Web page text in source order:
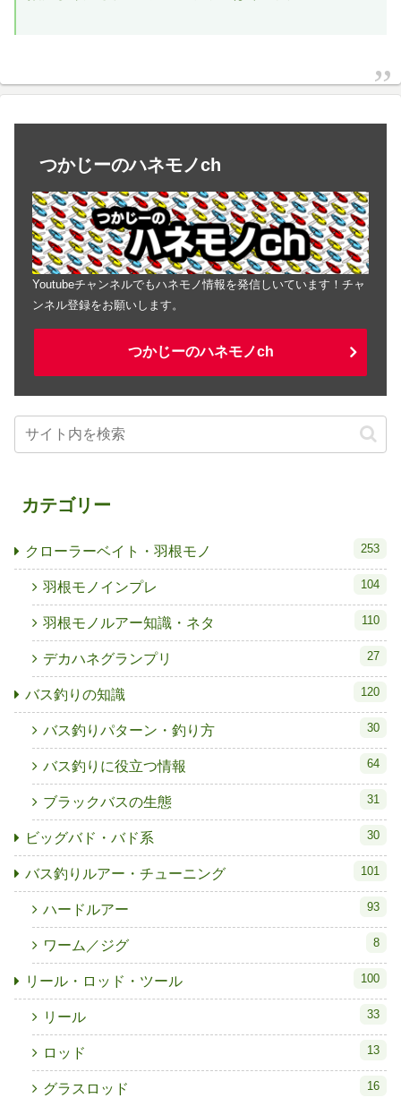
つかじーのハネモノch
Youtubeチャンネルでもハネモノ情報を発信しいています！チャ
ンネル登録をお願いします。
つかじーのハネモノch
カテゴリー
クローラーベイト・羽根モノ 253
羽根モノインプレ 104
羽根モノルアー知識・ネタ 110
デカハネグランプリ 27
バス釣りの知識 120
バス釣りパターン・釣り方 30
バス釣りに役立つ情報 64
ブラックバスの生態 31
ビッグバド・バド系 30
バス釣りルアー・チューニング 101
ハードルアー 93
ワーム／ジグ 8
リール・ロッド・ツール 100
リール 33
ロッド 13
グラスロッド 16